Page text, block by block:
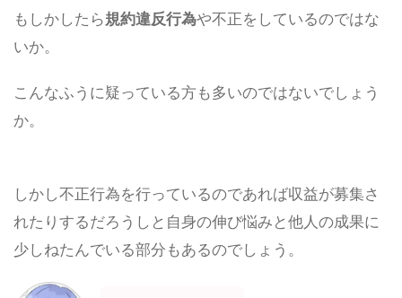
もしかしたら規約違反行為や不正をしているのではな
いか。
こんなふうに疑っている方も多いのではないでしょう
か。
しかし不正行為を行っているのであれば収益が募集さ
れたりするだろうしと自身の伸び悩みと他人の成果に
少しねたんでいる部分もあるのでしょう。